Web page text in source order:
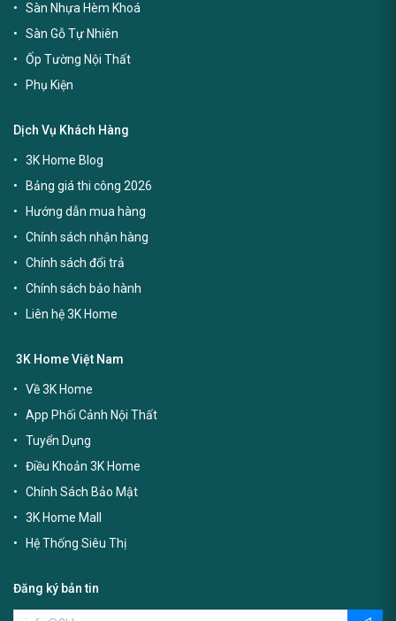
Sàn Nhựa Hèm Khoá
Sàn Gỗ Tự Nhiên
Ốp Tường Nội Thất
Phụ Kiện
Dịch Vụ Khách Hàng
3K Home Blog
Bảng giá thi công 2026
Hướng dẫn mua hàng
Chính sách nhận hàng
Chính sách đổi trả
Chính sách bảo hành
Liên hệ 3K Home
3K Home Việt Nam
Về 3K Home
App Phối Cảnh Nội Thất
Tuyển Dụng
Điều Khoản 3K Home
Chính Sách Bảo Mật
3K Home Mall
Hệ Thống Siêu Thị
Đăng ký bản tin